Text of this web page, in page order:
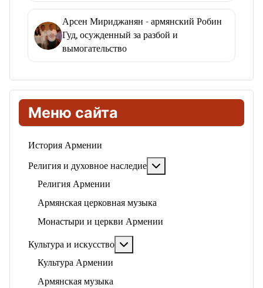
Меню сайта
История Армении
Религия и духовное наследие
Религия Армении
Армянская церковная музыка
Монастыри и церкви Армении
Культура и искусство
Культура Армении
Армянская музыка
Арсен Мириджанян - армянский Робин
Гуд, осужденный за разбой и
вымогательство